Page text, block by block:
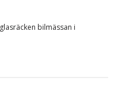
glasräcken bilmässan i